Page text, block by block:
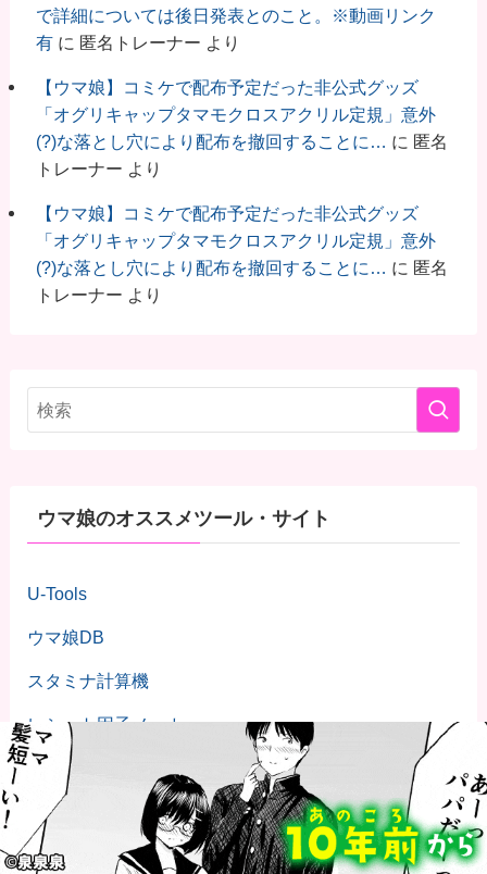
で詳細については後日発表とのこと。※動画リンク
有に 匿名トレーナー より
【ウマ娘】コミケで配布予定だった非公式グッズ
「オグリキャップタマモクロスアクリル定規」意外
(?)な落とし穴により配布を撤回することに… に 匿名
トレーナー より
【ウマ娘】コミケで配布予定だった非公式グッズ
「オグリキャップタマモクロスアクリル定規」意外
(?)な落とし穴により配布を撤回することに… に 匿名
トレーナー より
ウマ娘のオススメツール・サイト
U-Tools
ウマ娘DB
スタミナ計算機
レシート因子メーカー
ウマ娘 情報 まとめ 置き場